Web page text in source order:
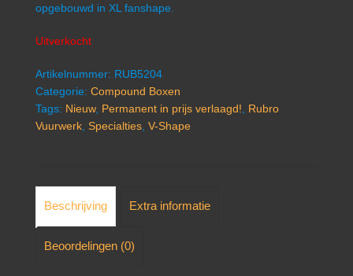
opgebouwd in XL fanshape.
Uitverkocht
Artikelnummer: RUB5204
Categorie: Compound Boxen
Tags: Nieuw, Permanent in prijs verlaagd!
Rubro
Vuurwerk Specialties V-Shape
Beschrijving Extra informatie
Beoordelingen (0)